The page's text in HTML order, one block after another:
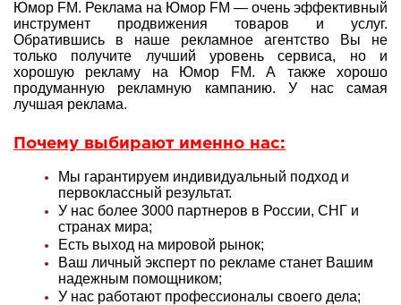
Юмор FM. Реклама на Юмор FM — очень эффективный
инструмент продвижения товаров и услуг.
Обратившись в наше рекламное агентство Вы не
только получите лучший уровень сервиса, но и
хорошую рекламу на Юмор FM. А также хорошо
продуманную рекламную кампанию. У нас самая
лучшая реклама.
Почему выбирают именно нас:
Мы гарантируем индивидуальный подход и
первоклассный результат.
У нас более 3000 партнеров в России, СНГ и
странах мира;
Есть выход на мировой рынок;
Ваш личный эксперт по рекламе станет Вашим
надежным помощником;
У нас работают профессионалы своего дела;